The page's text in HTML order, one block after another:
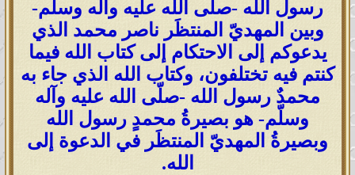
رسول الله -صلّى الله عليه وآله وسلّم-
وبين المهديّ المنتظَر ناصر محمد الذي
يدعوكم إلى الاحتكام إلى كتاب الله فيما
كنتم فيه تختلفون، وكتاب الله الذي جاء به
محمدٌ رسول الله -صلّى الله عليه وآله
وسلّم- هو بصيرةُ محمدٍ رسول الله
وبصيرةُ المهديّ المنتظَر في الدعوة إلى
الله.